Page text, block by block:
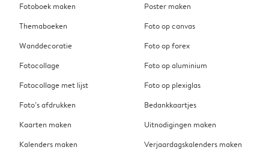
Fotoboek maken
Themaboeken
Wanddecoratie
Fotocollage
Fotocollage met lijst
Foto’s afdrukken
Kaarten maken
Kalenders maken
Poster maken
Foto op canvas
Foto op forex
Foto op aluminium
Foto op plexiglas
Bedankkaartjes
Uitnodigingen maken
Verjaardagskalenders maken